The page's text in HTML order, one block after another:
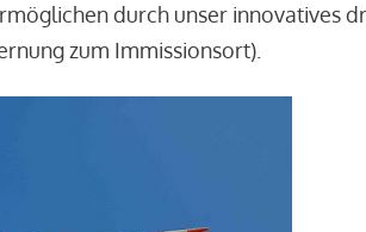
durch unser innovatives
zum Immissionsort).